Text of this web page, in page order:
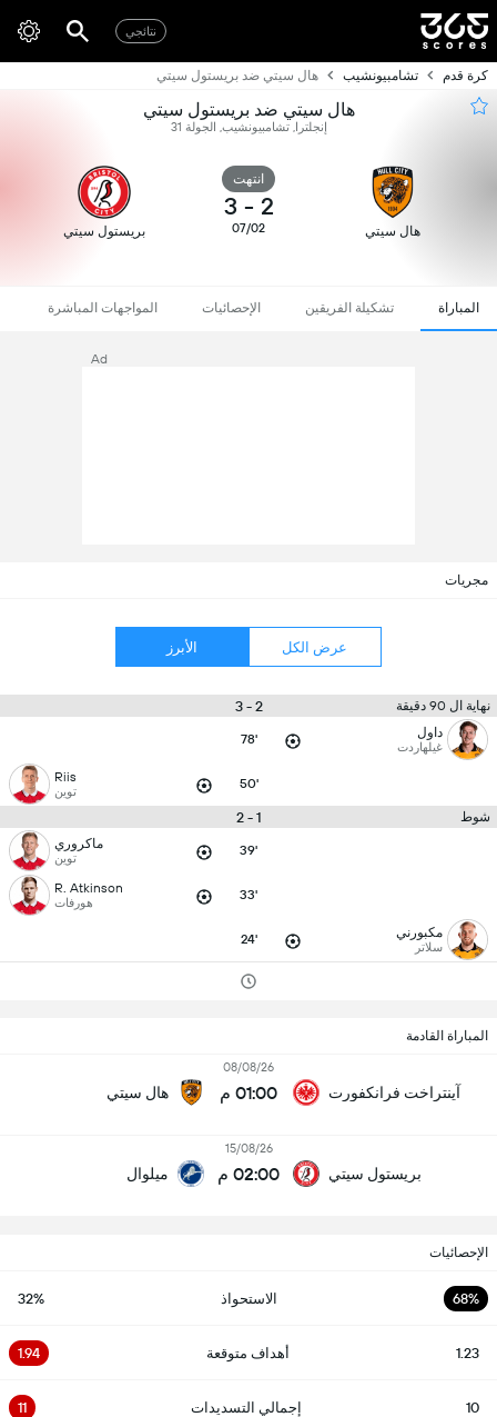
نتائجي
كرة قدم تشامبيونشيب هال سيتي ضد بريستول سيتي
هال سيتي ضد بريستول سيتي
إنجلترا, تشامبيونشيب, الجولة 31
هال سيتي
انتهت
2
-
3
07/02 بريستول سيتي
المباراة تشكيلة الفريقين الإحصائيات المواجهات المباشرة
Ad
مجريات
عرض الكل الأبرز
نهاية ال 90 دقيقة 2 - 3
داول
غيلهاردت 78'
50'
Riis
توين
شوط 1 - 2
39' ماكروري
توين
33'
R. Atkinson
هورفات
مكبورني
سلاتر 24'
المباراة القادمة
آينتراخت فرانكفورت
08/08/26
01:00 م هال سيتي
بريستول سيتي
15/08/26
02:00 م ميلوال
الإحصائيات
68% الاستحواذ 32%
1.23 أهداف متوقعة 1.94
10 إجمالي التسديدات 11